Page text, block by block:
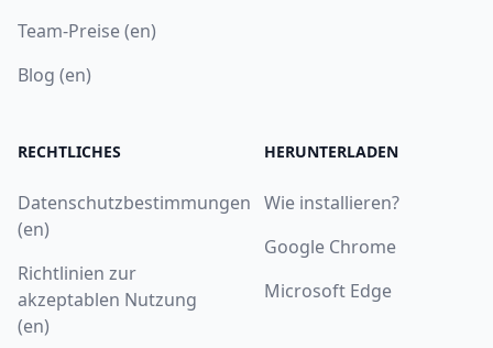
Team-Preise (en)
Blog (en)
RECHTLICHES
Datenschutzbestimmungen
(en)
Richtlinien zur
akzeptablen Nutzung
(en)
HERUNTERLADEN
Wie installieren?
Google Chrome
Microsoft Edge